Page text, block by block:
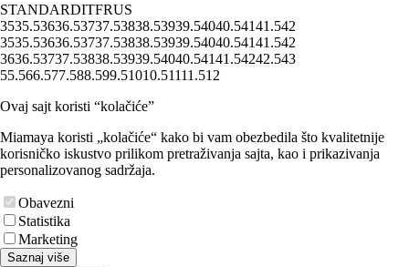
STANDARDITFRUS
3535.53636.53737.53838.53939.54040.54141.542
3535.53636.53737.53838.53939.54040.54141.542
3636.53737.53838.53939.54040.54141.54242.543
55.566.577.588.599.51010.51111.512
Ovaj sajt koristi “kolačiće”
Miamaya koristi „kolačiće“ kako bi vam obezbedila što kvalitetnije
korisničko iskustvo prilikom pretraživanja sajta, kao i prikazivanja
personalizovanog sadržaja.
Obavezni
Statistika
Marketing
Saznaj više